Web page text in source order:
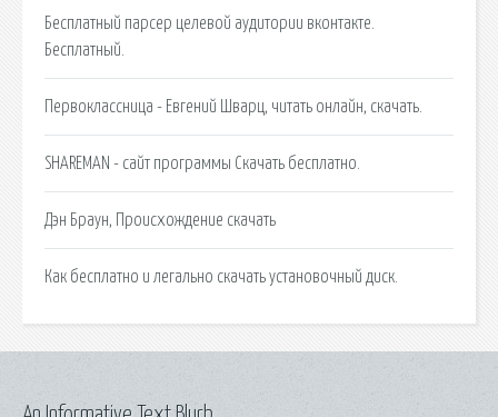
Бесплатный парсер целевой аудитории вконтакте.
Бесплатный.
Первоклассница - Евгений Шварц, читать онлайн, скачать.
SHAREMAN - сайт программы Скачать бесплатно.
Дэн Браун, Происхождение скачать
Как бесплатно и легально скачать установочный диск.